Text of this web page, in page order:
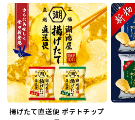
揚げたて直送便 ポテトチップ